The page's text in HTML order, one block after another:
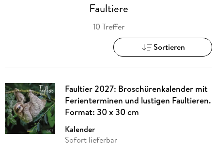
Faultiere
10 Treffer
Sortieren
Faultier 2027: Broschürenkalender mit
Ferienterminen und lustigen Faultieren.
Format: 30 x 30 cm
Kalender
Sofort lieferbar